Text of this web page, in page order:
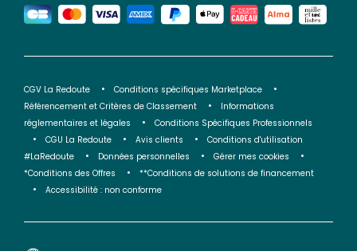
CGV La Redoute
Conditions spécifiques Marketplace
Référencement et Critères de Classement
Informations
réglementaires et légales
Conditions Spécifiques Professionnels
CGU La Redoute
Avis clients
Conditions d'utilisation
#LaRedoute
Données personnelles
Gérer mes cookies
*Conditions des Offres
**Conditions de solutions de financement
Accessibilité : non conforme